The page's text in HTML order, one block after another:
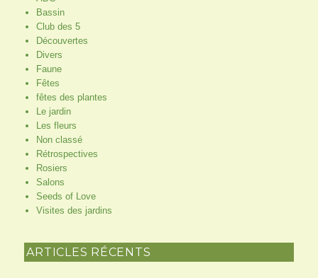
Bassin
Club des 5
Découvertes
Divers
Faune
Fêtes
fêtes des plantes
Le jardin
Les fleurs
Non classé
Rétrospectives
Rosiers
Salons
Seeds of Love
Visites des jardins
ARTICLES RÉCENTS